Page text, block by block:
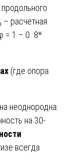
– расчётная
= 1 – 0. 8*
(где опора
неоднородна:
на 30-
всегда